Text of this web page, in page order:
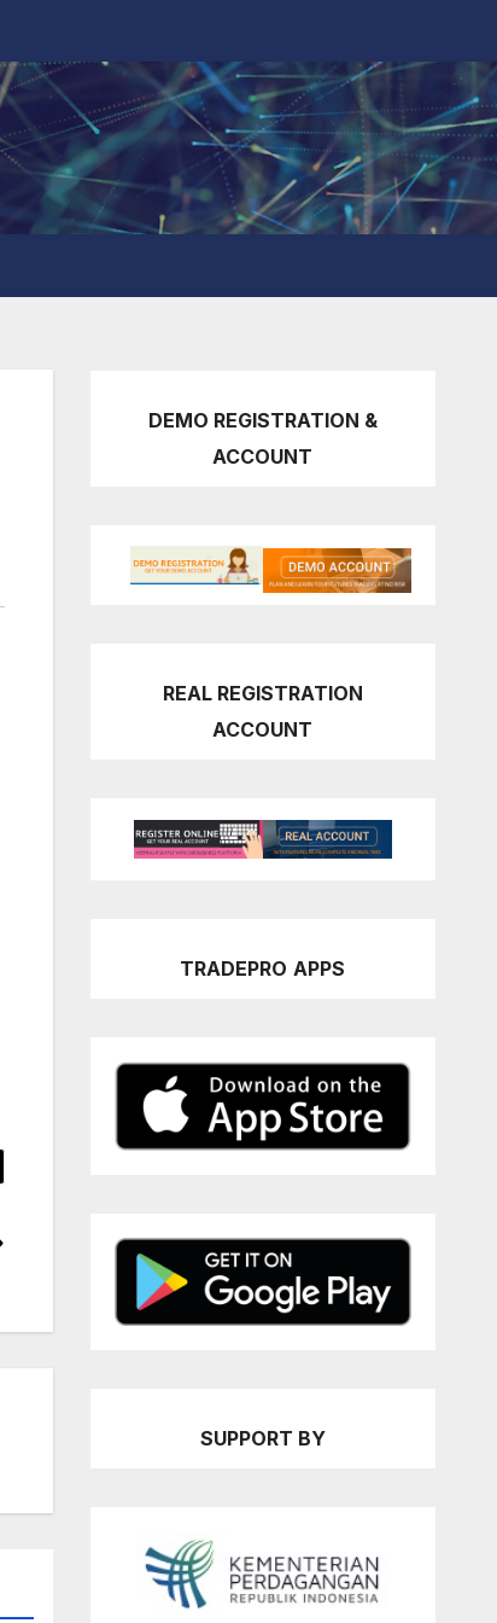
DEMO REGISTRATION &
ACCOUNT
REAL REGISTRATION
ACCOUNT
TRADEPRO APPS
SUPPORT BY